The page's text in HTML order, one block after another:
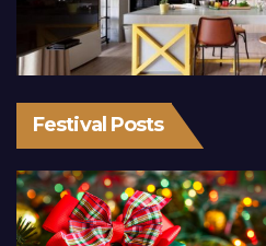
Festival Posts